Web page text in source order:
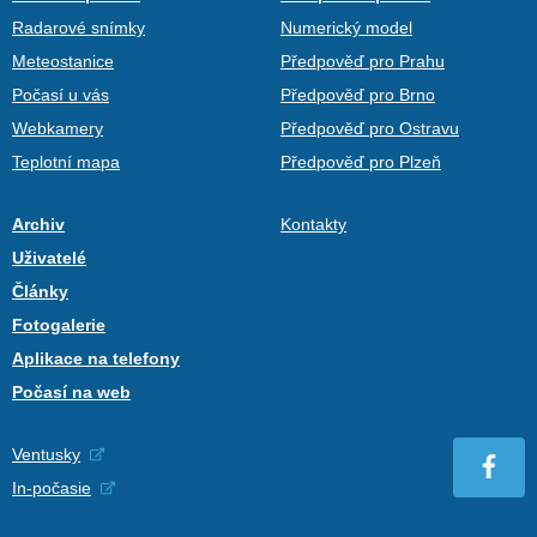
Radarové snímky
Meteostanice
Počasí u vás
Webkamery
Teplotní mapa
Numerický model
Předpověď pro Prahu
Předpověď pro Brno
Předpověď pro Ostravu
Předpověď pro Plzeň
Archiv
Uživatelé
Články
Fotogalerie
Aplikace na telefony
Počasí na web
Kontakty
Ventusky
In-počasie